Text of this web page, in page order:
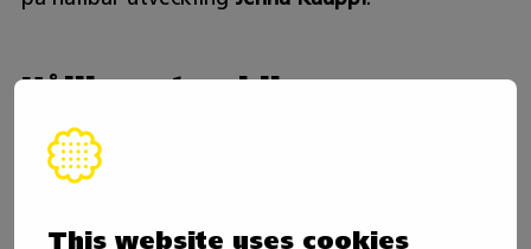
This website uses cookies
Hållbar utveckling,
företagsamhet syns i alla
grenar